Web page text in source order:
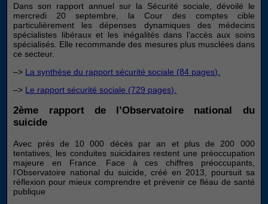
Dans son rapport annuel sur la Sécurité sociale, dévoilé le
mercredi 20 septembre, la Cour des comptes cible
particulièrement les dépenses dynamiques des médecins
spécialistes libéraux et les inégalités dans l’accès aux soins
spécialisés. Elle recommande des mesures plus musclées dans
ce secteur.
–> La synthèse du rapport sécurité sociale (84 pages).
–> Le rapport sécurité sociale (729 pages).
2ème rapport de l’Observatoire national du
suicide
Avec près de 10 000 décès par an et plus de 200 000
tentatives, les conduites suicidaires restent une préoccupation
majeure en France. Face à ces chiffres préoccupants,
l’Observatoire national du suicide, créé en 2013, poursuit sa
réflexion pour mieux comprendre et prévenir ce fléau de santé
publique